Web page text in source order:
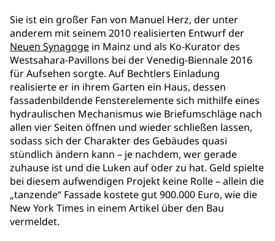
Sie ist ein großer Fan von Manuel Herz, der unter
anderem mit seinem 2010 realisierten Entwurf der
Neuen Synagoge in Mainz und als Ko-Kurator des
Westsahara-Pavillons bei der Venedig-Biennale 2016
für Aufsehen sorgte. Auf Bechtlers Einladung
realisierte er in ihrem Garten ein Haus, dessen
fassadenbildende Fensterelemente sich mithilfe eines
hydraulischen Mechanismus wie Briefumschläge nach
allen vier Seiten öffnen und wieder schließen lassen,
sodass sich der Charakter des Gebäudes quasi
stündlich ändern kann – je nachdem, wer gerade
zuhause ist und die Luken auf oder zu hat. Geld spielte
bei diesem aufwendigen Projekt keine Rolle – allein die
„tanzende“ Fassade kostete gut 900.000 Euro, wie die
New York Times in einem Artikel über den Bau
vermeldet.